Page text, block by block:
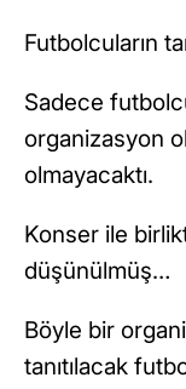
Futbolcuların
Sadece
organizasyon
olmayacaktı.
Konser ile
düşünülmüş…
Böyle bir
tanıtılacak